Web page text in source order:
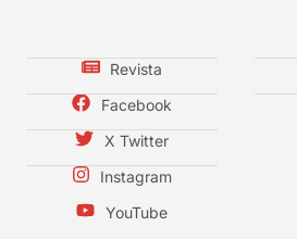
Revista
Facebook
X Twitter
Instagram
YouTube